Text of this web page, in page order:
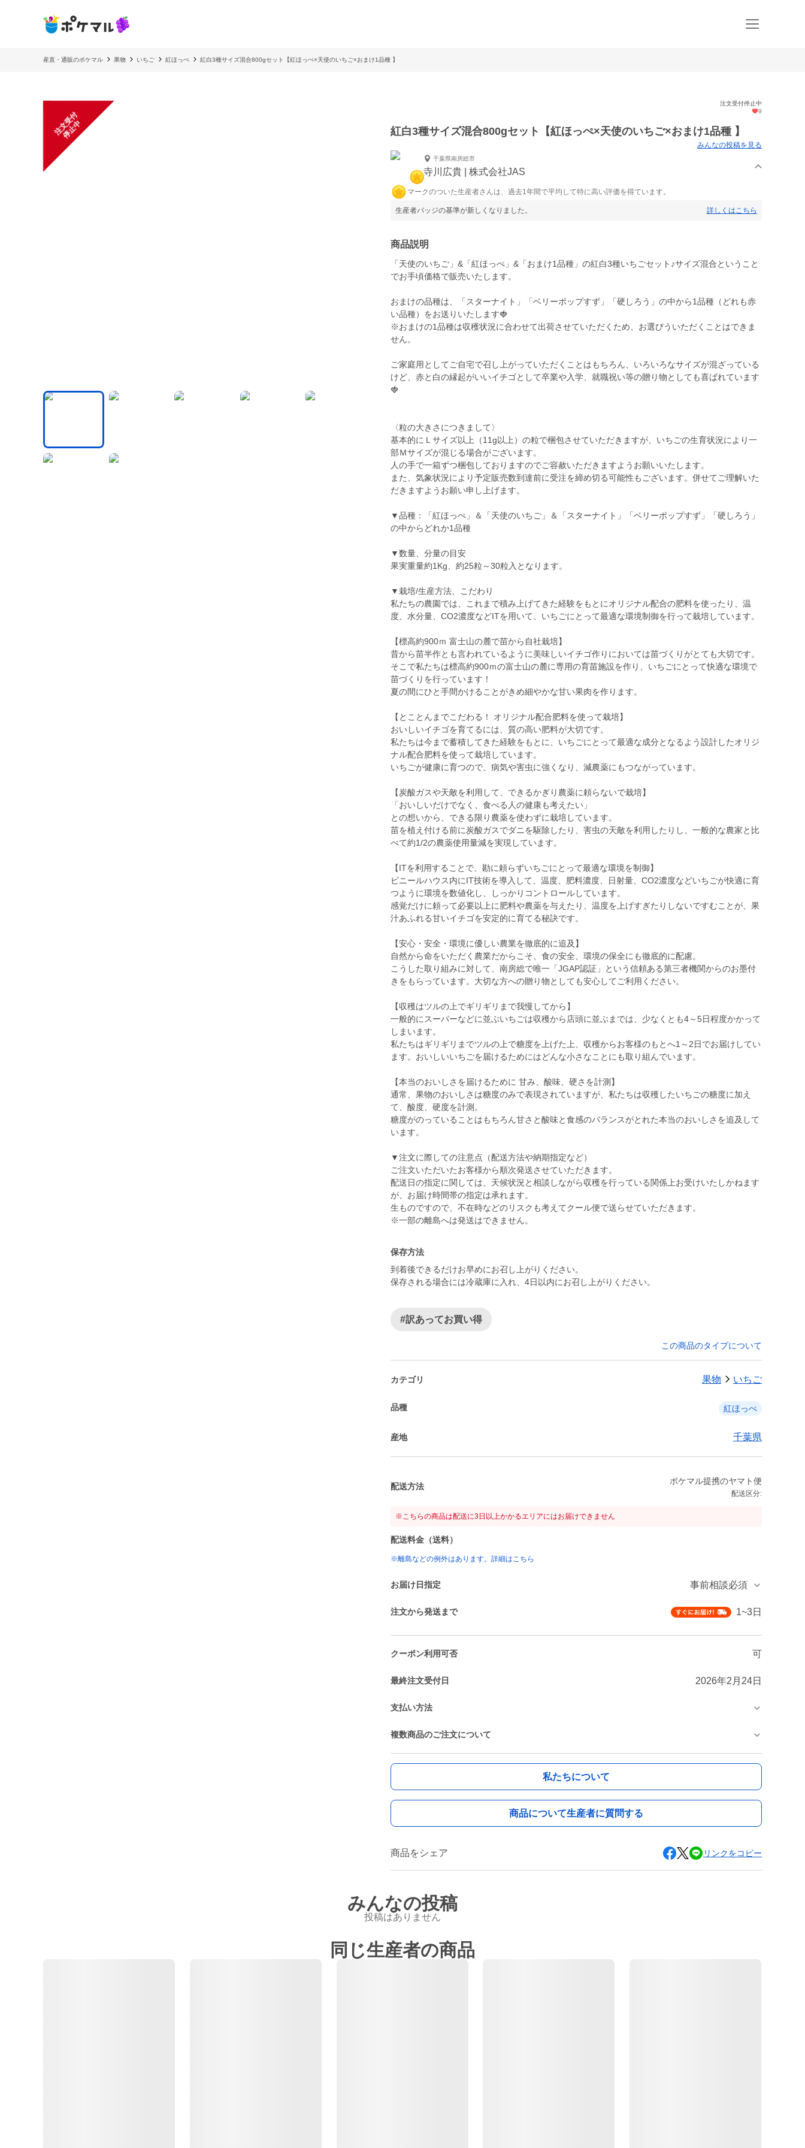
産直・通販のポケマル 果物 いちご 紅ほっぺ 紅白3種サイズ混合800gセット【紅ほっぺ×天使のいちご×おまけ1品種 】
注
文
受
付
停
止
中
注文受付停止中
9
紅白3種サイズ混合800gセット【紅ほっぺ×天使のいちご×おまけ1品種 】
みんなの投稿を見る
千葉県南房総市
寺川広貴 | 株式会社JAS
マークのついた生産者さんは、過去1年間で平均して特に高い評価を得ています。
生産者バッジの基準が新しくなりました。 詳しくはこちら
商品説明
「天使のいちご」&「紅ほっぺ」&「おまけ1品種」の紅白3種いちごセット♪サイズ混合ということ
でお手頃価格で販売いたします。
おまけの品種は、「スターナイト」「ベリーポップすず」「硬しろう」の中から1品種（どれも赤
い品種）をお送りいたします🍓
※おまけの1品種は収穫状況に合わせて出荷させていただくため、お選びういただくことはできま
せん。
ご家庭用としてご自宅で召し上がっていただくことはもちろん、いろいろなサイズが混ざっている
けど、赤と白の縁起がいいイチゴとして卒業や入学、就職祝い等の贈り物としても喜ばれています
🍓
〈粒の大きさにつきまして〉
基本的にＬサイズ以上（11g以上）の粒で梱包させていただきますが、いちごの生育状況により一
部Ｍサイズが混じる場合がございます。
人の手で一箱ずつ梱包しておりますのでご容赦いただきますようお願いいたします。
また、気象状況により予定販売数到達前に受注を締め切る可能性もございます。併せてご理解いた
だきますようお願い申し上げます。
▼品種：「紅ほっぺ」＆「天使のいちご」＆「スターナイト」「ベリーポップすず」「硬しろう」
の中からどれか1品種
▼数量、分量の目安
果実重量約1Kg、約25粒～30粒入となります。
▼栽培/生産方法、こだわり
私たちの農園では、これまで積み上げてきた経験をもとにオリジナル配合の肥料を使ったり、温
度、水分量、CO2濃度などITを用いて、いちごにとって最適な環境制御を行って栽培しています。
【標高約900ｍ 富士山の麓で苗から自社栽培】
昔から苗半作とも言われているように美味しいイチゴ作りにおいては苗づくりがとても大切です。
そこで私たちは標高約900ｍの富士山の麓に専用の育苗施設を作り、いちごにとって快適な環境で
苗づくりを行っています！
夏の間にひと手間かけることがきめ細やかな甘い果肉を作ります。
【とことんまでこだわる！ オリジナル配合肥料を使って栽培】
おいしいイチゴを育てるには、質の高い肥料が大切です。
私たちは今まで蓄積してきた経験をもとに、いちごにとって最適な成分となるよう設計したオリジ
ナル配合肥料を使って栽培しています。
いちごが健康に育つので、病気や害虫に強くなり、減農薬にもつながっています。
【炭酸ガスや天敵を利用して、できるかぎり農薬に頼らないで栽培】
「おいしいだけでなく、食べる人の健康も考えたい」
との想いから、できる限り農薬を使わずに栽培しています。
苗を植え付ける前に炭酸ガスでダニを駆除したり、害虫の天敵を利用したりし、一般的な農家と比
べて約1/2の農薬使用量減を実現しています。
【ITを利用することで、勘に頼らずいちごにとって最適な環境を制御】
ビニールハウス内にIT技術を導入して、温度、肥料濃度、日射量、CO2濃度などいちごが快適に育
つように環境を数値化し、しっかりコントロールしています。
感覚だけに頼って必要以上に肥料や農薬を与えたり、温度を上げすぎたりしないですむことが、果
汁あふれる甘いイチゴを安定的に育てる秘訣です。
【安心・安全・環境に優しい農業を徹底的に追及】
自然から命をいただく農業だからこそ、食の安全、環境の保全にも徹底的に配慮。
こうした取り組みに対して、南房総で唯一「JGAP認証」という信頼ある第三者機関からのお墨付
きをもらっています。大切な方への贈り物としても安心してご利用ください。
【収穫はツルの上でギリギリまで我慢してから】
一般的にスーパーなどに並ぶいちごは収穫から店頭に並ぶまでは、少なくとも4～5日程度かかって
しまいます。
私たちはギリギリまでツルの上で糖度を上げた上、収穫からお客様のもとへ1～2日でお届けしてい
ます。おいしいいちごを届けるためにはどんな小さなことにも取り組んでいます。
【本当のおいしさを届けるために 甘み、酸味、硬さを計測】
通常、果物のおいしさは糖度のみで表現されていますが、私たちは収穫したいちごの糖度に加え
て、酸度、硬度を計測。
糖度がのっていることはもちろん甘さと酸味と食感のバランスがとれた本当のおいしさを追及して
います。
▼注文に際しての注意点（配送方法や納期指定など）
ご注文いただいたお客様から順次発送させていただきます。
配送日の指定に関しては、天候状況と相談しながら収穫を行っている関係上お受けいたしかねます
が、お届け時間帯の指定は承れます。
生ものですので、不在時などのリスクも考えてクール便で送らせていただきます。
※一部の離島へは発送はできません。
保存方法
到着後できるだけお早めにお召し上がりください。
保存される場合には冷蔵庫に入れ、4日以内にお召し上がりください。
#訳あってお買い得
この商品のタイプについて
カテゴリ 果物 いちご
品種 紅ほっぺ
産地 千葉県
配送方法
ポケマル提携のヤマト便
配送区分:
※こちらの商品は配送に3日以上かかるエリアにはお届けできません
配送料金（送料）
※離島などの例外はあります。詳細はこちら
お届け日指定 事前相談必須
注文から発送まで 1~3日
クーポン利用可否 可
最終注文受付日 2026年2月24日
支払い方法
複数商品のご注文について
私たちについて
商品について生産者に質問する
商品をシェア リンクをコピー
みんなの投稿
投稿はありません
同じ生産者の商品